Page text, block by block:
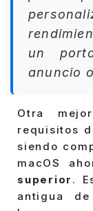
un
anuncio
Otra
requisitos
siendo
macOS
superior .
antigua